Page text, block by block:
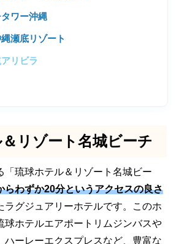
ワー沖縄
瀬底リゾート
リビラ
リゾート名城ビーチ
「琉球ホテル＆リゾート名城ビー
らわずか20分というアクセスの良さ
ラグジュアリーホテルです。このホ
球ホテルエアポートリムジンバスや
ハーレーエクスプレスなど、豊富な